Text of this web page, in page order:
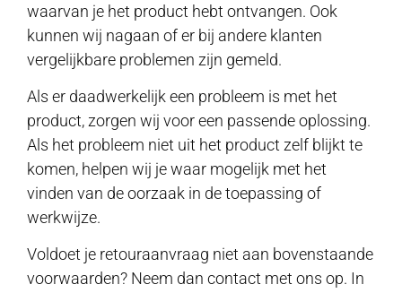
waarvan je het product hebt ontvangen. Ook
kunnen wij nagaan of er bij andere klanten
vergelijkbare problemen zijn gemeld.
Als er daadwerkelijk een probleem is met het
product, zorgen wij voor een passende oplossing.
Als het probleem niet uit het product zelf blijkt te
komen, helpen wij je waar mogelijk met het
vinden van de oorzaak in de toepassing of
werkwijze.
Voldoet je retouraanvraag niet aan bovenstaande
voorwaarden? Neem dan contact met ons op. In